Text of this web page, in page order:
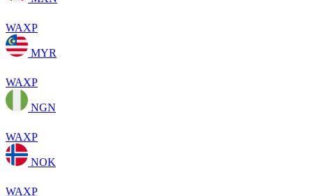
WAXP
MYR
WAXP
NGN
WAXP
NOK
WAXP